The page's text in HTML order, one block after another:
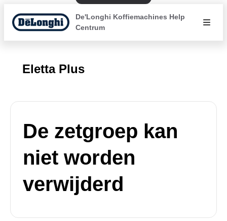
De'Longhi Koffiemachines Help
Centrum
Eletta Plus
De zetgroep kan
niet worden
verwijderd